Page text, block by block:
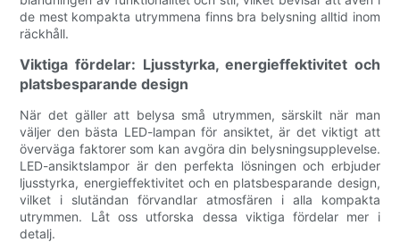
de mest kompakta utrymmena finns bra belysning alltid inom
räckhåll.
Viktiga fördelar: Ljusstyrka, energieffektivitet och
platsbesparande design
När det gäller att belysa små utrymmen, särskilt när man
väljer den bästa LED-lampan för ansiktet, är det viktigt att
överväga faktorer som kan avgöra din belysningsupplevelse.
LED-ansiktslampor är den perfekta lösningen och erbjuder
ljusstyrka, energieffektivitet och en platsbesparande design,
vilket i slutändan förvandlar atmosfären i alla kompakta
utrymmen. Låt oss utforska dessa viktiga fördelar mer i
detalj.